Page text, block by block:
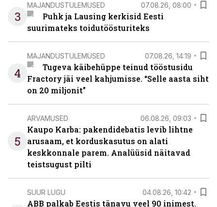
3
MAJANDUSTULEMUSED 07.08.26, 08:00
Puhk ja Lausing kerkisid Eesti
suurimateks toidutöösturiteks
4
MAJANDUSTULEMUSED 07.08.26, 14:19
Tugeva käibehüppe teinud tööstusidu
Fractory jäi veel kahjumisse. “Selle aasta siht
on 20 miljonit”
5
ARVAMUSED 06.08.26, 09:03
Kaupo Karba: pakendidebatis levib lihtne
arusaam, et korduskasutus on alati
keskkonnale parem. Analüüsid näitavad
teistsugust pilti
SUUR LUGU 04.08.26, 10:42
ABB palkab Eestis tänavu veel 90 inimest.